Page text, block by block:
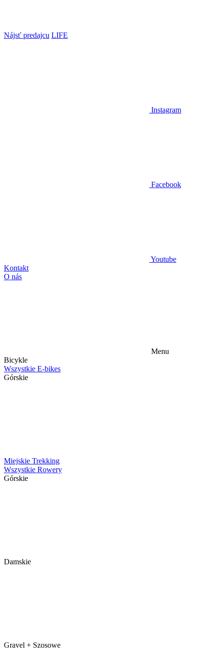
Nájsť predajcu LIFE
Instagram
Facebook
Youtube
Kontakt
O nás
Menu
Bicykle
Wszystkie E-bikes
Górskie
Miejskie Trekking
Wszystkie Rowery
Górskie
Damskie
Gravel + Szosowe